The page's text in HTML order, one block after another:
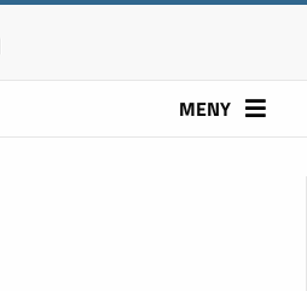
MENY